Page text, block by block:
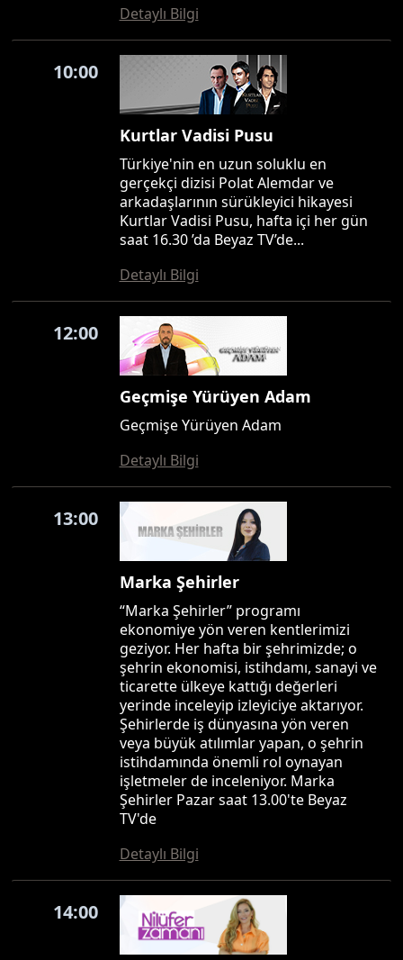
Detaylı Bilgi
10:00
Kurtlar Vadisi Pusu
Türkiye'nin en uzun soluklu en
gerçekçi dizisi Polat Alemdar ve
arkadaşlarının sürükleyici hikayesi
Kurtlar Vadisi Pusu, hafta içi her gün
saat 16.30 ’da Beyaz TV’de...
Detaylı Bilgi
12:00
Geçmişe Yürüyen Adam
Geçmişe Yürüyen Adam
Detaylı Bilgi
13:00
Marka Şehirler
“Marka Şehirler” programı
ekonomiye yön veren kentlerimizi
geziyor. Her hafta bir şehrimizde; o
şehrin ekonomisi, istihdamı, sanayi ve
ticarette ülkeye kattığı değerleri
yerinde inceleyip izleyiciye aktarıyor.
Şehirlerde iş dünyasına yön veren
veya büyük atılımlar yapan, o şehrin
istihdamında önemli rol oynayan
işletmeler de inceleniyor. Marka
Şehirler Pazar saat 13.00'te Beyaz
TV'de
Detaylı Bilgi
14:00